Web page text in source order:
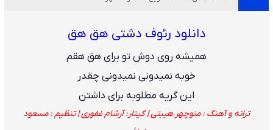
دانلود رئوف دشتی هق هق
همیشه روی دوش تو برای هق هقم
خوبه نمیدونی نمیدونی چقدر
این گریه مطلوبه برای داشتن
ترانه و آهنگ : منوچهر هیبتی | گیتار: آرشام غفوری | تنظیم : مسعود